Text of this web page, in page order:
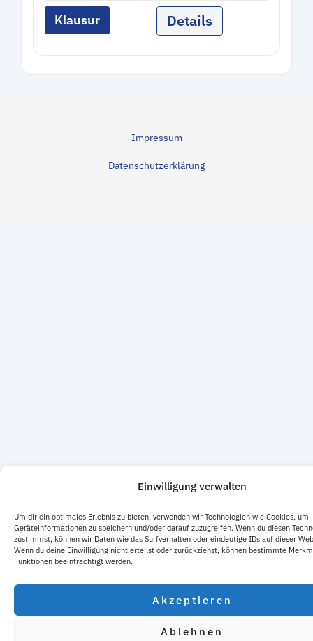
Einwilligung verwalten
Um dir ein optimales Erlebnis zu bieten, verwenden wir Technologien wie Cookies, um
Geräteinformationen zu speichern und/oder darauf zuzugreifen. Wenn du diesen
zustimmst, können wir Daten wie das Surfverhalten oder eindeutige IDs auf dieser
Wenn du deine Einwilligung nicht erteilst oder zurückziehst, können bestimmte
Funktionen beeinträchtigt werden.
Akzeptieren
Ablehnen
Klausur Details
Impressum
Datenschutzerklärung